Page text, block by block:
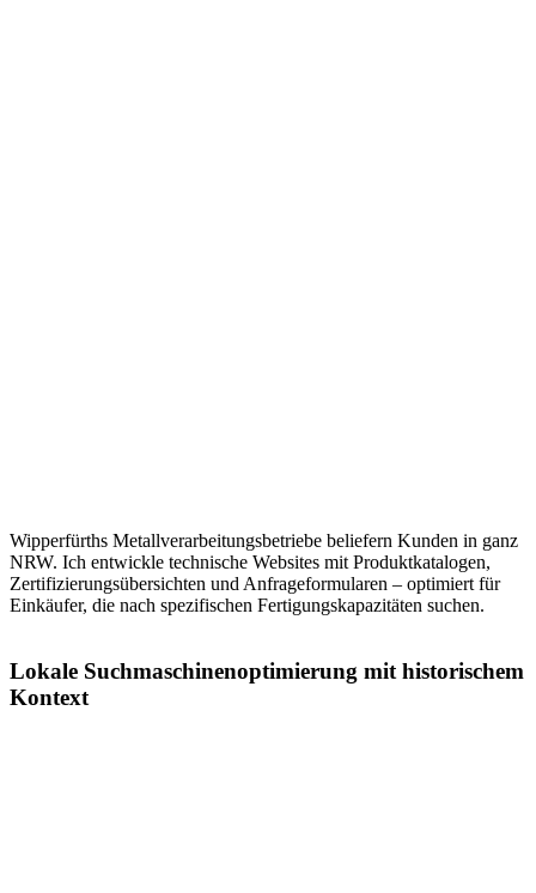
Wipperfürths Metallverarbeitungsbetriebe beliefern Kunden in ganz
NRW. Ich entwickle technische Websites mit Produktkatalogen,
Zertifizierungsübersichten und Anfrageformularen – optimiert für
Einkäufer, die nach spezifischen Fertigungskapazitäten suchen.
Lokale Suchmaschinenoptimierung mit historischem
Kontext